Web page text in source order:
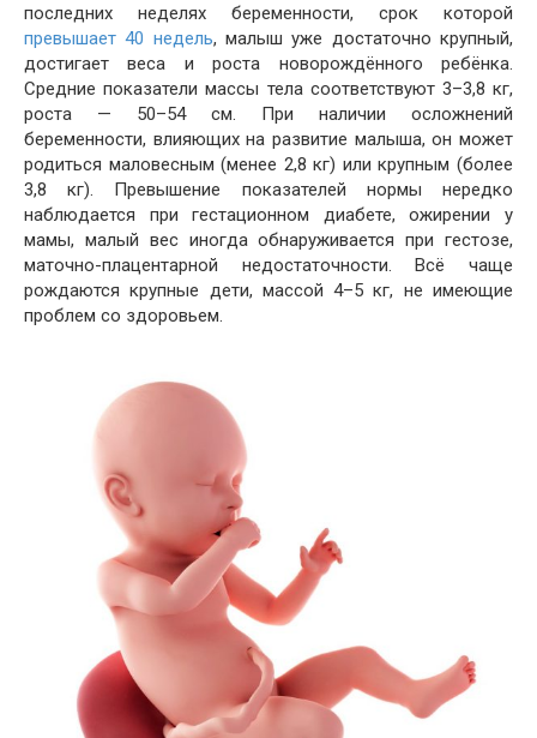
последних неделях беременности, срок которой
превышает 40 недель, малыш уже достаточно крупный,
достигает веса и роста новорождённого ребёнка.
Средние показатели массы тела соответствуют 3–3,8 кг,
роста — 50–54 см. При наличии осложнений
беременности, влияющих на развитие малыша, он может
родиться маловесным (менее 2,8 кг) или крупным (более
3,8 кг). Превышение показателей нормы нередко
наблюдается при гестационном диабете, ожирении у
мамы, малый вес иногда обнаруживается при гестозе,
маточно-плацентарной недостаточности. Всё чаще
рождаются крупные дети, массой 4–5 кг, не имеющие
проблем со здоровьем.